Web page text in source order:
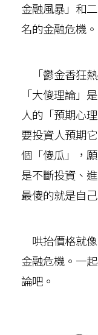
金融風暴」和
名的金融危機。
「鬱金香狂
「大傻理論」
人的「預期心
要投資人預期
個「傻瓜」，
是不斷投資、
最傻的就是自己
哄抬價格就
金融危機。一
論吧。